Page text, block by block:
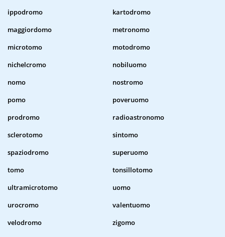
ippodromo
kartodromo
maggiordomo
metronomo
microtomo
motodromo
nichelcromo
nobiluomo
nomo
nostromo
pomo
poveruomo
prodromo
radioastronomo
sclerotomo
sintomo
spaziodromo
superuomo
tomo
tonsillotomo
ultramicrotomo
uomo
urocromo
valentuomo
velodromo
zigomo